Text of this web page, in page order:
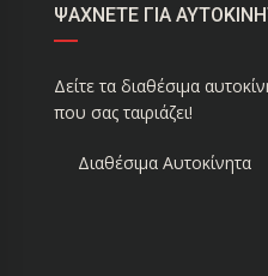
ΨΑΧΝΕΤΕ ΓΙΑ
Δείτε τα διαθέσιμα
που σας ταιριάζει!
Διαθέσιμα Αυτοκίνητα